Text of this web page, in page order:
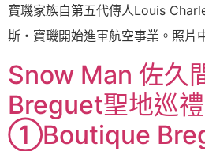
寶璣家族自第五代傳人Louis
斯・寶璣開始進軍航空事業。照片
Snow Man 佐久
Breguet聖地巡
①Boutique